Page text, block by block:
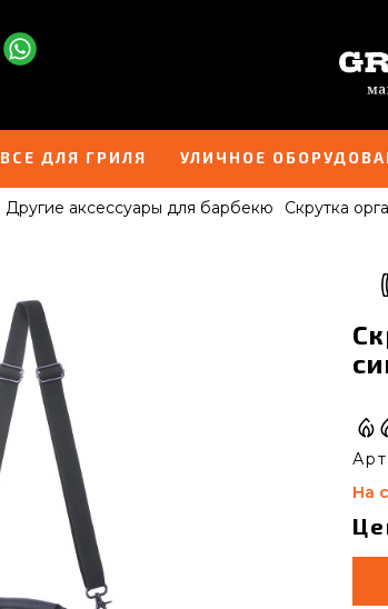
ВСЕ ДЛЯ ГРИЛЯ УЛИЧНОЕ
Другие аксессуары для барбекю Скрутка
На